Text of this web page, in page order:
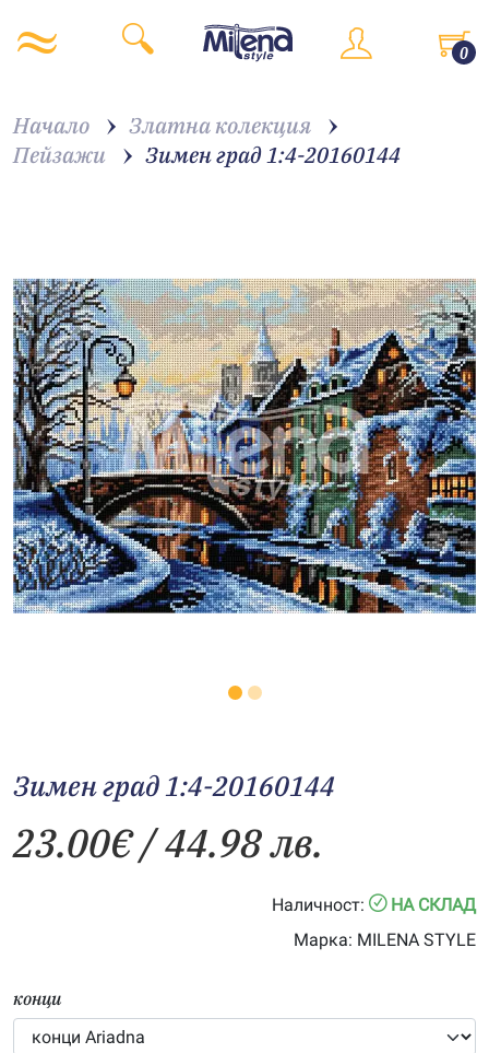
0
Начало
Златна колекция
Пейзажи
Зимен град 1:4-20160144
Зимен град 1:4-20160144
23.00€/ 44.98 лв.
Наличност:
НА СКЛАД
Марка: MILENA STYLE
конци